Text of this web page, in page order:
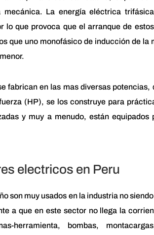
La energía eléctrica
lo que provoca que el arranque de
que uno monofásico de inducción de la
fabrican en las mas diversas
(HP), se los construye para
y muy a menudo, están equipados
electricos en Peru
son muy usados en la industria no
a que en este sector no llega la
herramienta, bombas,